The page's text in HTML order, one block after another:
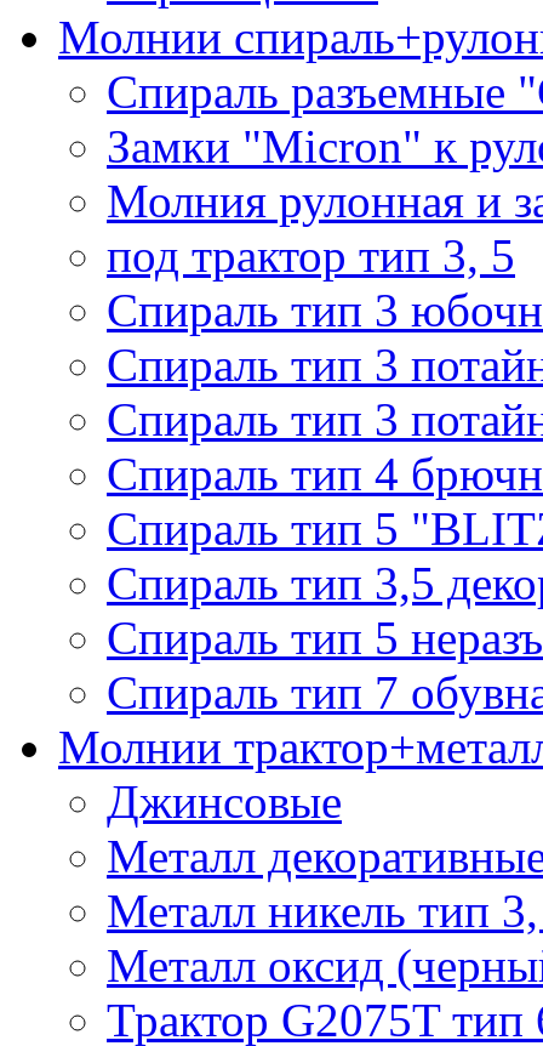
Молнии
Спираль разъемные
Замки "Micron" к
Молния рулонная и
под трактор тип 3, 5
Спираль тип 3
Спираль тип 3
Спираль тип 3
Спираль тип 4
Спираль тип 5
Спираль тип 3,5
Спираль тип 5
Спираль тип 7
Молнии
Джинсовые
Металл
Металл никель тип
Металл оксид
Трактор G2075T тип